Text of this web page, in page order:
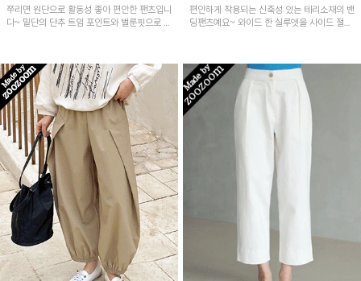
쭈리면 원단으로 활동성 좋아 편안한 팬츠입니
다~ 밑단의 단추 트임 포인트와 벌룬핏으로 멋
편안하게 착용되는 신축성 있는 테리소재의 밴
딩팬츠예요~ 와이드 한 실루엣을 사이드 절개